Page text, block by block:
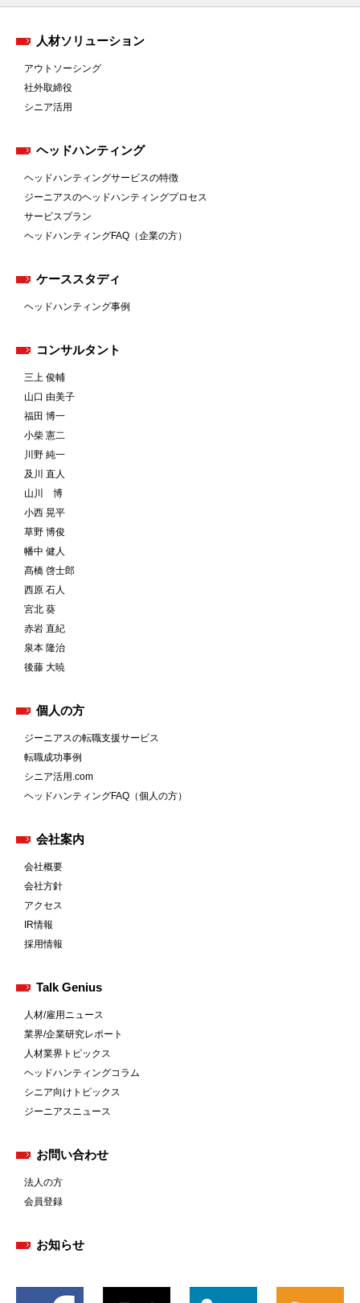
人材ソリューション
アウトソーシング
社外取締役
シニア活用
ヘッドハンティング
ヘッドハンティングサービスの特徴
ジーニアスのヘッドハンティングプロセス
サービスプラン
ヘッドハンティングFAQ（企業の方）
ケーススタディ
ヘッドハンティング事例
コンサルタント
三上 俊輔
山口 由美子
福田 博一
小柴 憲二
川野 純一
及川 直人
山川 博
小西 晃平
草野 博俊
幡中 健人
髙橋 啓士郎
西原 石人
宮北 葵
赤岩 直紀
泉本 隆治
後藤 大暁
個人の方
ジーニアスの転職支援サービス
転職成功事例
シニア活用.com
ヘッドハンティングFAQ（個人の方）
会社案内
会社概要
会社方針
アクセス
IR情報
採用情報
Talk Genius
人材/雇用ニュース
業界/企業研究レポート
人材業界トピックス
ヘッドハンティングコラム
シニア向けトピックス
ジーニアスニュース
お問い合わせ
法人の方
会員登録
お知らせ